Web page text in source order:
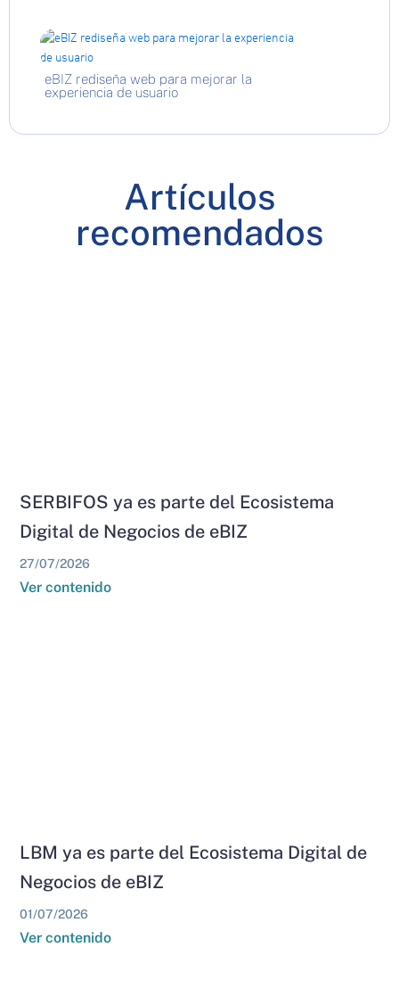
eBIZ rediseña web para mejorar la
experiencia de usuario
Artículos
recomendados
SERBIFOS ya es parte del Ecosistema
Digital de Negocios de eBIZ
27/07/2026
Ver contenido
LBM ya es parte del Ecosistema Digital de
Negocios de eBIZ
01/07/2026
Ver contenido